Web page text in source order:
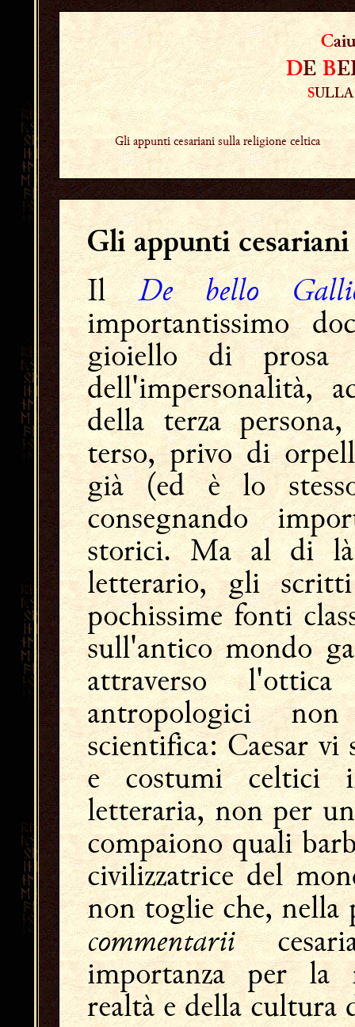
C
DEB
S
Gli appunti cesariani sulla religione celtica
Gli appunti
IlDe bello
importantissimo
gioiello di prosa
dell'impersonalità,
della terza
terso, privo di
già (ed è lo
consegnando
storici. Ma al di
letterario, gli
pochissime fonti
sull'antico mondo
attraverso
antropologici
scientifica: Caesar
e costumi celtici
letteraria, non per
compaiono quali
civilizzatrice del
non toglie che, nella
commentarii
importanza per la
realtà e della